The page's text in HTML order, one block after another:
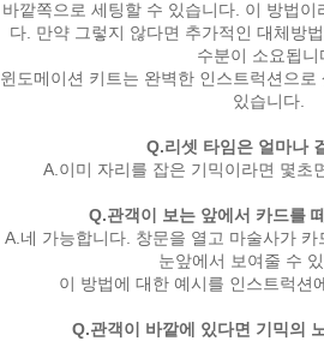
바깥쪽으로 세팅할 수 있습니다. 이 방법
다. 만약 그렇지 않다면 추가적인 대체방
수분이 소요됩니
윈도메이션 키트는 완벽한 인스트럭션으
있습니다.
Q.리셋 타임은 얼마나
A.이미 자리를 잡은 기믹이라면 몇초
Q.관객이 보는 앞에서 카드를
A.네 가능합니다. 창문을 열고 마술사가
눈앞에서 보여줄 수
이 방법에 대한 예시를 인스트럭션
Q.관객이 바깥에 있다면 기믹의